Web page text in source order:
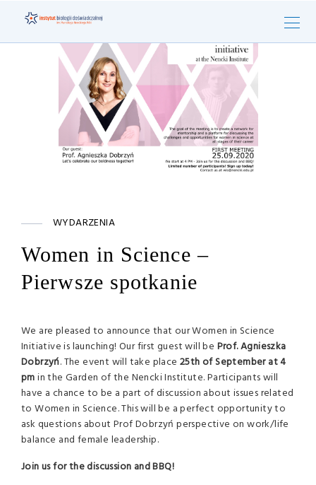
WYDARZENIA
Women in Science –
Pierwsze spotkanie
We are pleased to announce that our Women in Science
Initiative is launching! Our first guest will be Prof. Agnieszka
Dobrzyń. The event will take place25th of September at 4
pmin the Garden of the Nencki Institute. Participants will
have a chance to be a part of discussion about issues related
to Women in Science. This will be a perfect opportunity to
ask questions about Prof Dobrzyń perspective on work/life
balance and female leadership.
Join us for the discussion and BBQ!